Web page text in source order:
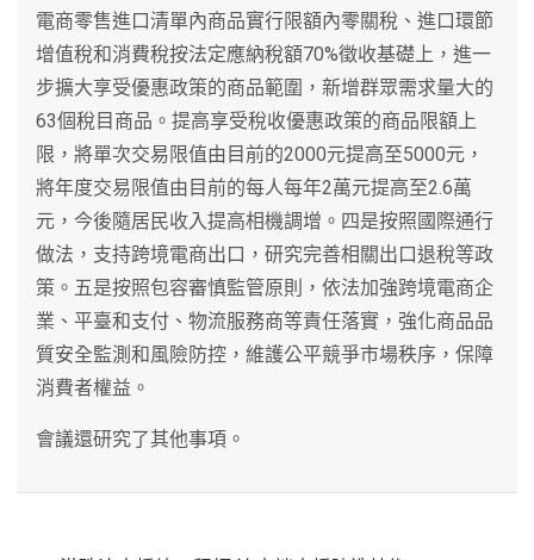
電商零售進口清單內商品實行限額內零關稅、進口環節
增值稅和消費稅按法定應納稅額70%徵收基礎上，進一
步擴大享受優惠政策的商品範圍，新增群眾需求量大的
63個稅目商品。提高享受稅收優惠政策的商品限額上
限，將單次交易限值由目前的2000元提高至5000元，
將年度交易限值由目前的每人每年2萬元提高至2.6萬
元，今後隨居民收入提高相機調增。四是按照國際通行
做法，支持跨境電商出口，研究完善相關出口退稅等政
策。五是按照包容審慎監管原則，依法加強跨境電商企
業、平臺和支付、物流服務商等責任落實，強化商品品
質安全監測和風險防控，維護公平競爭市場秩序，保障
消費者權益。
會議還研究了其他事項。